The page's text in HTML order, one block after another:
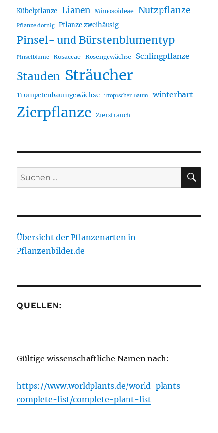
Kübelpflanze Lianen Mimosoideae Nutzpflanze
Pflanze dornig Pflanze zweihäusig
Pinsel- und Bürstenblumentyp
Pinselblume Rosaceae Rosengewächse Schlingpflanze
Stauden Sträucher
Trompetenbaumgewächse Tropischer Baum winterhart
Zierpflanze Zierstrauch
Suche
nach:
Übersicht der Pflanzenarten in
Pflanzenbilder.de
QUELLEN:
Gültige wissenschaftliche Namen nach:
https://www.worldplants.de/world-plants-
complete-list/complete-plant-list